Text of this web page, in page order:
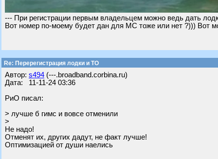
--- При регистрации первым владельцем можно ведь дать
Вот номер по-моему будет дан для МС тоже или нет ?))) Вот
Re: Перерегистрация лодки и ТО
Автор: s494 (---.broadband.corbina.ru)
Дата: 11-11-24 03:36
РиО писал:
> лучше б гимс и вовсе отменили
>
Не надо!
Отменят их, других дадут, не факт лучше!
Оптимизацией от души наелись